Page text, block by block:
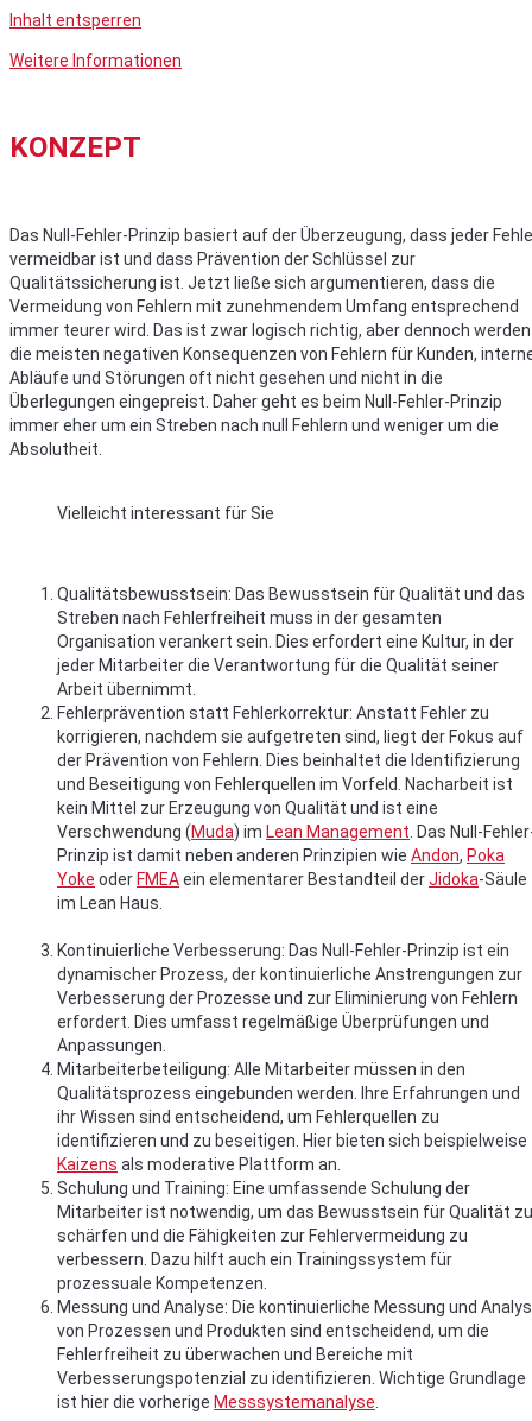
Inhalt entsperren
Weitere Informationen
KONZEPT
Das Null-Fehler-Prinzip basiert auf der Überzeugung, dass jeder
vermeidbar ist und dass Prävention der Schlüssel zur
Qualitätssicherung ist. Jetzt ließe sich argumentieren, dass die
Vermeidung von Fehlern mit zunehmendem Umfang entsprechend
immer teurer wird. Das ist zwar logisch richtig, aber dennoch werden
die meisten negativen Konsequenzen von Fehlern für Kunden,
Abläufe und Störungen oft nicht gesehen und nicht in die
Überlegungen eingepreist. Daher geht es beim Null-Fehler-Prinzip
immer eher um ein Streben nach null Fehlern und weniger um die
Absolutheit.
Vielleicht interessant für Sie
Qualitätsbewusstsein: Das Bewusstsein für Qualität und das
Streben nach Fehlerfreiheit muss in der gesamten
Organisation verankert sein. Dies erfordert eine Kultur, in der
jeder Mitarbeiter die Verantwortung für die Qualität seiner
Arbeit übernimmt.
Fehlerprävention statt Fehlerkorrektur: Anstatt Fehler zu
korrigieren, nachdem sie aufgetreten sind, liegt der Fokus auf
der Prävention von Fehlern. Dies beinhaltet die Identifizierung
und Beseitigung von Fehlerquellen im Vorfeld. Nacharbeit ist
kein Mittel zur Erzeugung von Qualität und ist eine
Verschwendung (Muda) im Lean Management . Das Null-
Prinzip ist damit neben anderen Prinzipien wie Andon, Poka
Yoke oder FMEAein elementarer Bestandteil derJidoka-Säule
im Lean Haus.
Kontinuierliche Verbesserung: Das Null-Fehler-Prinzip ist ein
dynamischer Prozess, der kontinuierliche Anstrengungen zur
Verbesserung der Prozesse und zur Eliminierung von Fehlern
erfordert. Dies umfasst regelmäßige Überprüfungen und
Anpassungen.
Mitarbeiterbeteiligung: Alle Mitarbeiter müssen in den
Qualitätsprozess eingebunden werden. Ihre Erfahrungen und
ihr Wissen sind entscheidend, um Fehlerquellen zu
identifizieren und zu beseitigen. Hier bieten sich beispielweise
Kaizens als moderative Plattform an.
Schulung und Training: Eine umfassende Schulung der
Mitarbeiter ist notwendig, um das Bewusstsein für Qualität zu
schärfen und die Fähigkeiten zur Fehlervermeidung zu
verbessern. Dazu hilft auch ein Trainingssystem für
prozessuale Kompetenzen.
Messung und Analyse: Die kontinuierliche Messung und
von Prozessen und Produkten sind entscheidend, um die
Fehlerfreiheit zu überwachen und Bereiche mit
Verbesserungspotenzial zu identifizieren. Wichtige Grundlage
ist hier die vorherige Messsystemanalyse